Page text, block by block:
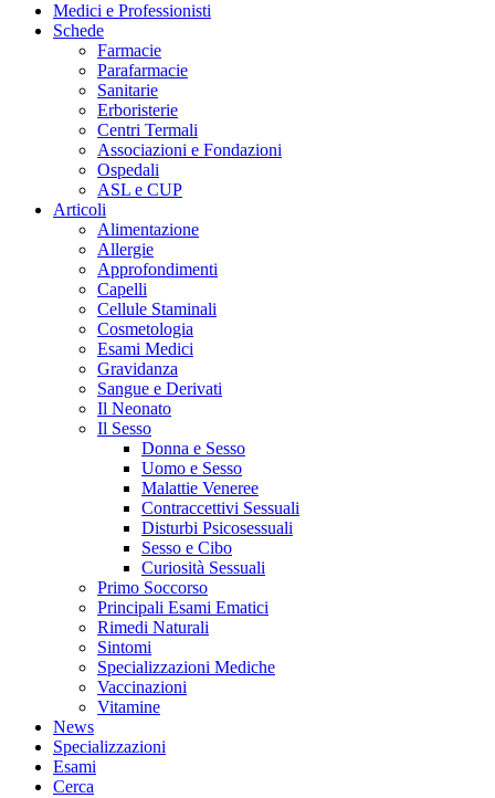
Medici e Professionisti
Schede
Farmacie
Parafarmacie
Sanitarie
Erboristerie
Centri Termali
Associazioni e Fondazioni
Ospedali
ASL e CUP
Articoli
Alimentazione
Allergie
Approfondimenti
Capelli
Cellule Staminali
Cosmetologia
Esami Medici
Gravidanza
Sangue e Derivati
Il Neonato
Il Sesso
Donna e Sesso
Uomo e Sesso
Malattie Veneree
Contraccettivi Sessuali
Disturbi Psicosessuali
Sesso e Cibo
Curiosità Sessuali
Primo Soccorso
Principali Esami Ematici
Rimedi Naturali
Sintomi
Specializzazioni Mediche
Vaccinazioni
Vitamine
News
Specializzazioni
Esami
Cerca